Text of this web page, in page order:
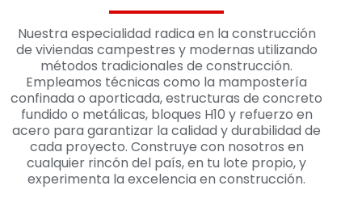
Haz realidad tu sueño de construir tu hogar de
VER MODELOS >>
Nuestra especialidad radica en la construcción
de viviendas campestres y modernas utilizando
métodos tradicionales de construcción.
Empleamos técnicas como la mampostería
confinada o aporticada, estructuras de concreto
fundido o metálicas, bloques H10 y refuerzo en
acero para garantizar la calidad y durabilidad de
cada proyecto. Construye con nosotros en
cualquier rincón del país, en tu lote propio, y
experimenta la excelencia en construcción.